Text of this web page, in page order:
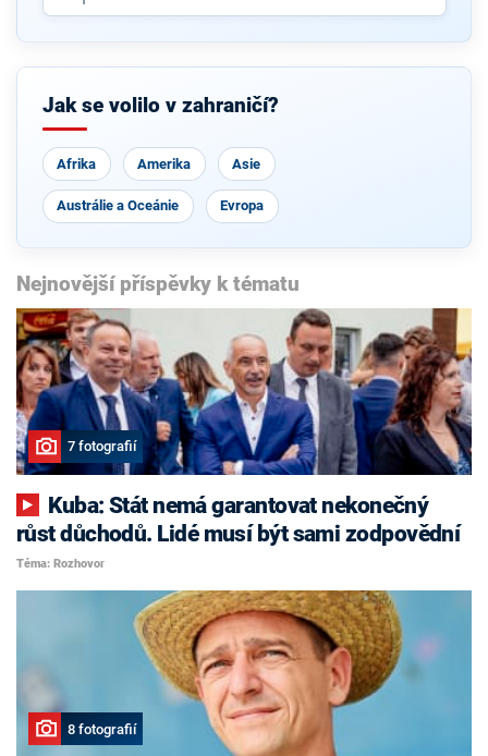
Jak se volilo v zahraničí?
Afrika Amerika Asie
Austrálie a Oceánie Evropa
Nejnovější příspěvky k tématu
7 fotografií
růst důchodů. Lidé musí být sami zodpovědní
Téma: Rozhovor
8 fotografií